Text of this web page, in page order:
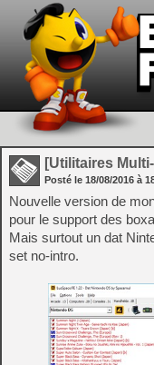
[Utilitaires
Posté le 18/08/2016 à
Nouvelle version de
pour le support des
Mais surtout un dat
set no-intro.